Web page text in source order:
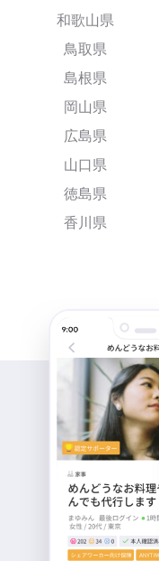
和歌山県
鳥取県
島根県
岡山県
広島県
山口県
徳島県
香川県